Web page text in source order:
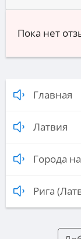
Пока нет
Главная
Латвия
Города
Рига